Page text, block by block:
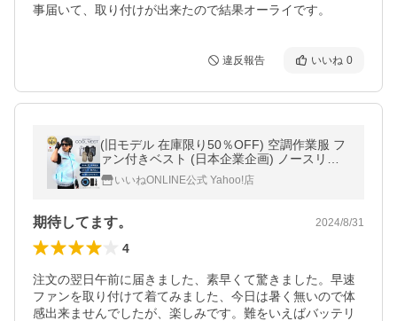
事届いて、取り付けが出来たので結果オーライです。
違反報告 いいね 0
(旧モデル 在庫限り50％OFF) 空調作業服 フ
ァン付きベスト (日本企業企画) ノースリー
ブ 大容量20000mAh バッテリーセット 半袖
裏チタン加工 ファン付き作業着
いいねONLINE公式 Yahoo!店
期待してます。 2024/8/31
4
注文の翌日午前に届きました、素早くて驚きました。早速
ファンを取り付けて着てみました、今日は暑く無いので体
感出来ませんでしたが、楽しみです。難をいえばバッテリ